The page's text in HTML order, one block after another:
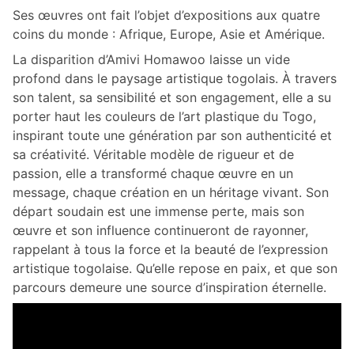
Ses œuvres ont fait l’objet d’expositions aux quatre
coins du monde : Afrique, Europe, Asie et Amérique.
La disparition d’Amivi Homawoo laisse un vide
profond dans le paysage artistique togolais. À travers
son talent, sa sensibilité et son engagement, elle a su
porter haut les couleurs de l’art plastique du Togo,
inspirant toute une génération par son authenticité et
sa créativité. Véritable modèle de rigueur et de
passion, elle a transformé chaque œuvre en un
message, chaque création en un héritage vivant. Son
départ soudain est une immense perte, mais son
œuvre et son influence continueront de rayonner,
rappelant à tous la force et la beauté de l’expression
artistique togolaise. Qu’elle repose en paix, et que son
parcours demeure une source d’inspiration éternelle.